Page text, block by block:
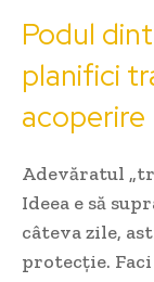
Podul
planifici
acoperire
Adevăratul
Ideea e să
câteva zile,
protecție.